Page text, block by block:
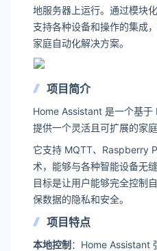
地服务器上运行。通过模块
支持各种设备和操作的集成
家庭自动化解决方案。
项目简介
Home Assistant 是一个基
提供一个灵活且可扩展的家庭
它支持 MQTT、Raspberry
术，能够与各种智能设备无
目标是让用户能够完全控制
保数据的隐私和安全。
项目特点
本地控制 ：Home Assistant